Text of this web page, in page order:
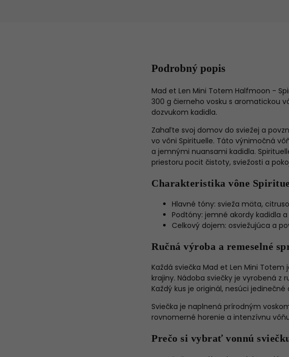
Podrobný popis
Mad et Len Mini Totem Halfmoon -
300 g čierneho vosku s aromatickou
dozvukom kadidla.
Zahaľte svoj domov do sviežej a
vo vôni Spirituelle. Táto výnimočná
a jemnými nuansami kadidla.
priestoru pocit čistoty, sviežosti a
Charakteristika vône
Hlavné tóny: svieža mäta,
Podtóny: jemné akordy kadidla
Celkový dojem: osviežujúca a
Ručná výroba a remeselné
Každá sviečka Mad et Len Mini
krajiny. Nádoba sviečky je vyrobená
Každý kus je originál, nesúci
Sviečka je naplnená prírodným
rovnomerné horenie a intenzívnu
Prečo si vybrať vonnú